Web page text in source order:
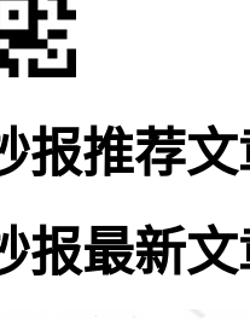
报推荐
报最新